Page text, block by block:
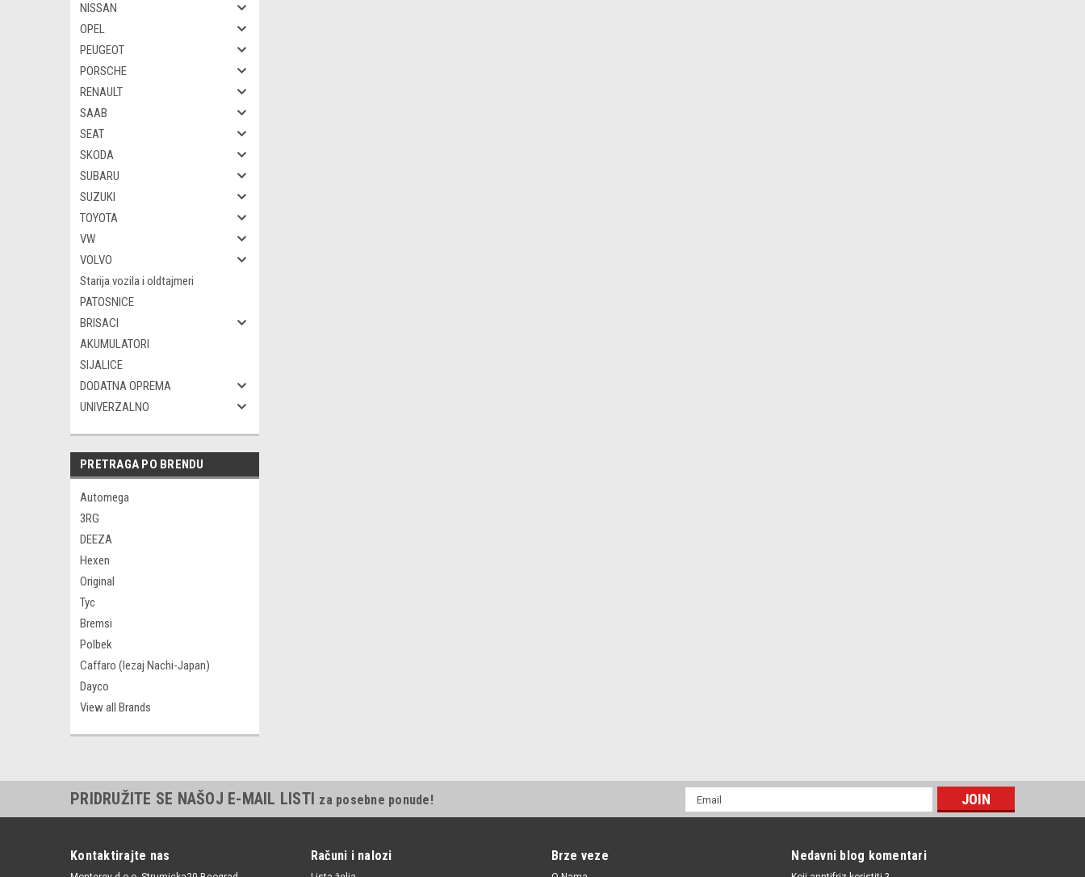
NISSAN
OPEL
PEUGEOT
PORSCHE
RENAULT
SAAB
SEAT
SKODA
SUBARU
SUZUKI
TOYOTA
VW
VOLVO
Starija vozila i oldtajmeri
PATOSNICE
BRISACI
AKUMULATORI
SIJALICE
DODATNA OPREMA
UNIVERZALNO
PRETRAGA PO BRENDU
Automega
3RG
DEEZA
Hexen
Original
Tyc
Bremsi
Polbek
Caffaro (lezaj Nachi-Japan)
Dayco
View all Brands
PRIDRUŽITE SE NAŠOJ E-MAIL LISTI za posebne ponude!
mail
Kontaktirajte nas Računi i nalozi Brze veze Nedavni blog komentari